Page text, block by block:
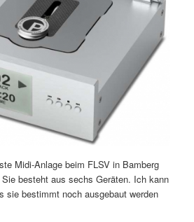
Midi-Anlage beim FLSV in Bamberg
besteht aus sechs Geräten. Ich kann
sie bestimmt noch ausgebaut werden